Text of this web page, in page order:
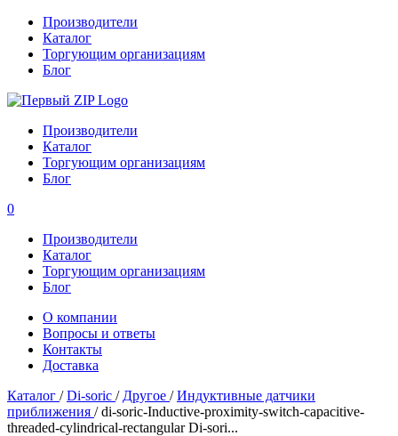
Производители
Каталог
Торгующим организациям
Блог
Производители
Каталог
Торгующим организациям
Блог
0
Производители
Каталог
Торгующим организациям
Блог
О компании
Вопросы и ответы
Контакты
Доставка
Каталог /Di-soric / Другое /Индуктивные датчики
приближения /di-soric-Inductive-proximity-switch-capacitive-
threaded-cylindrical-rectangular Di-sori...